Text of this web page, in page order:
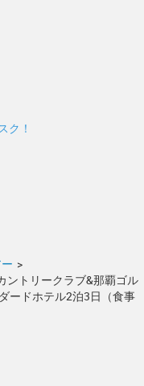
ク！
>
ントリークラブ&那覇ゴル
ードホテル2泊3日（食事